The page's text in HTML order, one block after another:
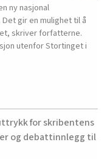
ny nasjonal
gir en mulighet til å
skriver forfatterne.
utenfor Stortinget i
for skribentens
og debattinnlegg til